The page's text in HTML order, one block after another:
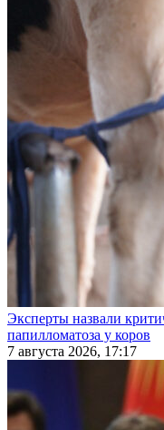
Эксперты назвали
папилломатоза у коров
7 августа 2026, 17:17